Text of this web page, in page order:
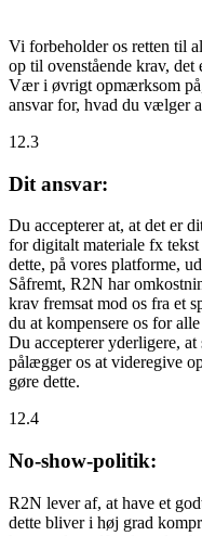
Vi forbeholder os retten til
op til ovenstående krav, det
Vær i øvrigt opmærksom
ansvar for, hvad du vælger
12.3
Dit ansvar:
Du accepterer at, at det er
for digitalt materiale fx
dette, på vores platforme,
Såfremt, R2N har
krav fremsat mod os fra et
du at kompensere os for
Du accepterer yderligere,
pålægger os at videregive
gøre dette.
12.4
No-show-politik:
R2N lever af, at have et
dette bliver i høj grad